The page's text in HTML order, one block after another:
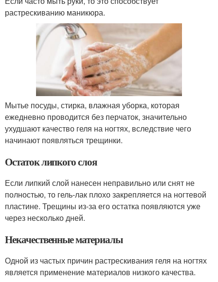
растрескиванию маникюра.
Мытье посуды, стирка, влажная уборка, которая
ежедневно проводится без перчаток, значительно
ухудшают качество геля на ногтях, вследствие чего
начинают появляться трещинки.
Остаток липкого слоя
Если липкий слой нанесен неправильно или снят не
полностью, то гель-лак плохо закрепляется на ногтевой
пластине. Трещины из-за его остатка появляются уже
через несколько дней.
Некачественные материалы
Одной из частых причин растрескивания геля на ногтях
является применение материалов низкого качества.